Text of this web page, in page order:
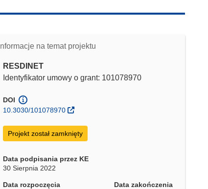
Informacje na temat projektu
RESDINET
Identyfikator umowy o grant: 101078970
DOI
10.3030/101078970
Projekt został zamknięty
Data podpisania przez KE
30 Sierpnia 2022
Data rozpoczęcia
Data zakończenia